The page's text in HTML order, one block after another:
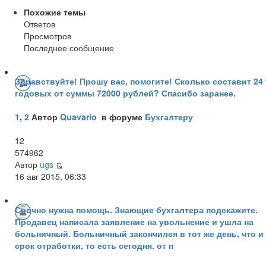
Похожие темы
Ответов
Просмотров
Последнее сообщение
Здравствуйте! Прошу вас, помогите! Сколько составит 24
годовых от суммы 72000 рублей? Спасибо заранее.
1, 2 Автор Quavario в форуме Бухгалтеру
12
574962
Автор ugs
16 авг 2015, 06:33
Срочно нужна помощь. Знающие бухгалтера подскажите.
Продавец написала заявление на увольнение и ушла на
больничный. Больничный закончился в тот же день, что и
срок отработки, то есть сегодня. от п